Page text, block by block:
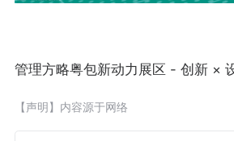
管理方略粤包新动力展区 - 创新 ×
【声明】内容源于网络